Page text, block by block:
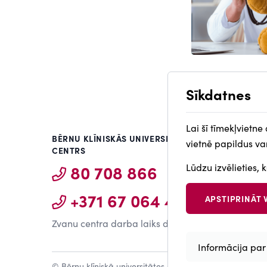
BĒRNU KLĪNISKĀS UNIVERSITĀTES SLIMNĪCAS
CENTRS
80 708 866
+371 67 064 461
Zvanu centra darba laiks darba dienās 8.00-17.00
Sīkdatnes
Lai šī
vietnē papildus
Lūdzu izvēlieties,
APSTIPRINĀT
Withdraw
Informācija